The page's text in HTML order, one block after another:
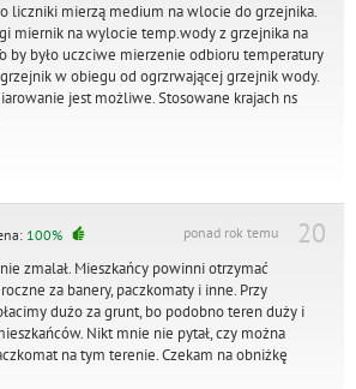
liczniki mierzą medium na wlocie do grzejnika.
miernik na wylocie temp.wody z grzejnika na
by było uczciwe mierzenie odbioru temperatury
w obiegu od ogrzrwającej grzejnik wody.
jest możliwe. Stosowane krajach ns
20
ponad rok temu
100%
zmalał. Mieszkańcy powinni otrzymać
za banery, paczkomaty i inne. Przy
dużo za grunt, bo podobno teren duży i
Nikt mnie nie pytał, czy można
na tym terenie. Czekam na obniżkę